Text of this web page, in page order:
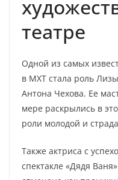
театре
Одной из самых
в МХТ стала роль
Антона Чехова. Ее
мере раскрылись в
роли молодой и
Также актриса с
спектакле «Дядя